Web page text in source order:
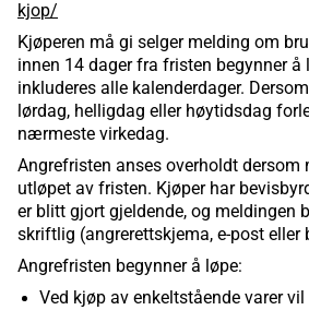
kjop/
Kjøperen må gi selger melding om
innen 14 dager fra fristen begynner å
inkluderes alle kalenderdager.
lørdag, helligdag eller høytidsdag
nærmeste virkedag.
Angrefristen anses overholdt dersom
utløpet av fristen. Kjøper har
er blitt gjort gjeldende, og meldingen
skriftlig (angrerettskjema, e-post eller
Angrefristen begynner å løpe:
Ved kjøp av enkeltstående varer